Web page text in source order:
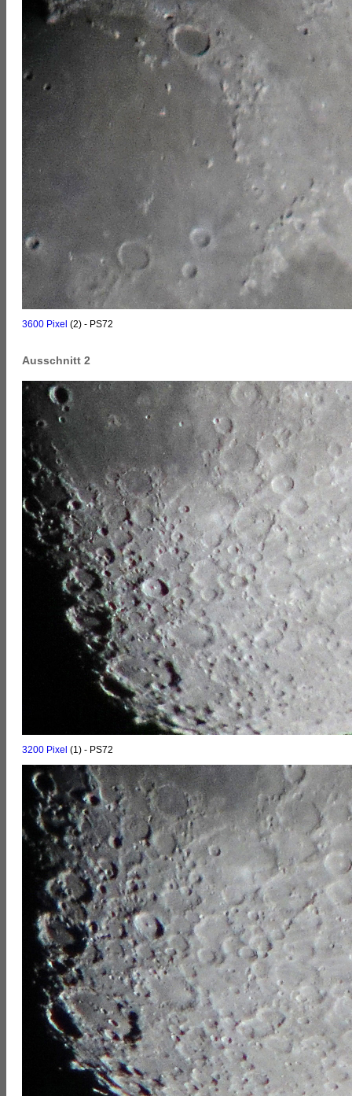
3600 Pixel (2) - PS72
Ausschnitt 2
3200 Pixel (1) - PS72